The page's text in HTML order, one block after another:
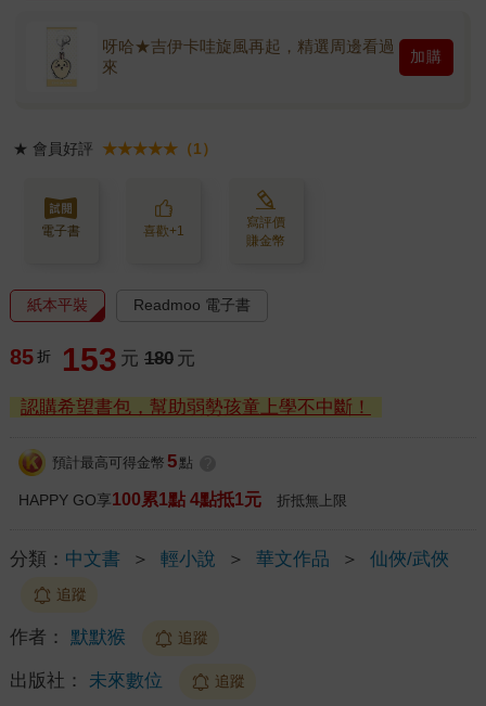
呀哈★吉伊卡哇旋風再起，精選周邊看過
來
加購
★ 會員好評 ★★★★★（1）
電子書 喜歡+1
寫評價
賺金幣
紙本平裝 Readmoo 電子書
85 折 153 元 180 元
認購希望書包，幫助弱勢孩童上學不中斷！
預計最高可得金幣 5 點
HAPPY GO享100累1點 4點抵1元 折抵無上限
分類： 中文書 ＞ 輕小說 ＞ 華文作品 ＞ 仙俠/武俠
追蹤
作者： 默默猴 追蹤
出版社： 未來數位 追蹤